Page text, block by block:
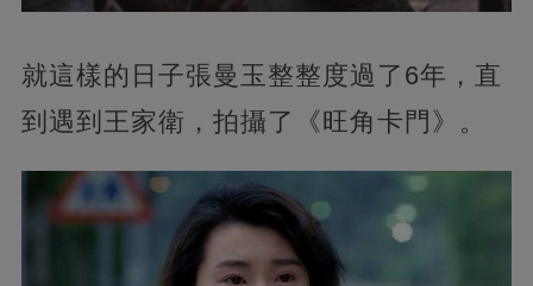
就這樣的日子張曼玉整整度過了6年，直
到遇到王家衛，拍攝了《旺角卡門》。